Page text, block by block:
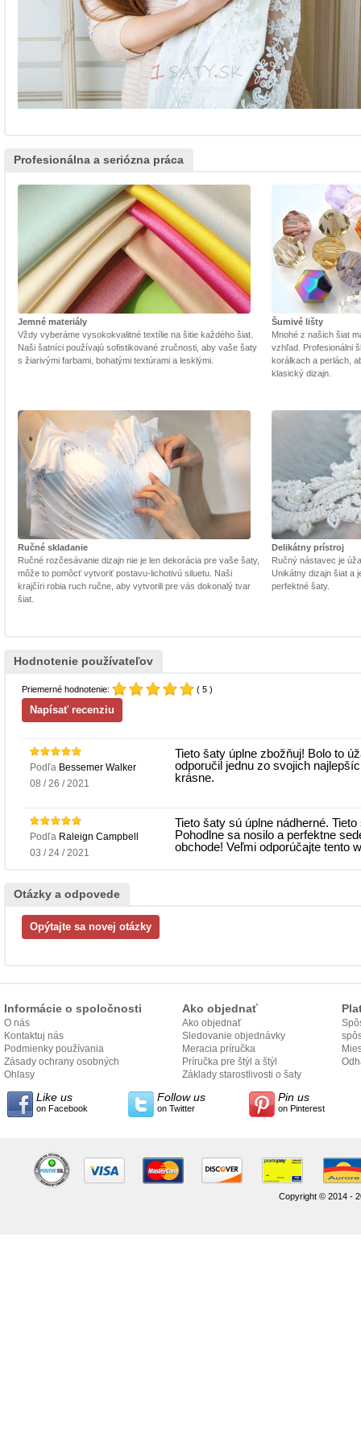
Profesionálna a seriózna práca
Jemné materiály
Vždy vyberáme vysokokvalitné textílie na šitie každého šiat.
Naši šatníci používajú sofistikované zručnosti, aby vaše šaty
s žiarivými farbami, bohatými textúrami a lesklými.
Šumivé lišty
Mnohé z našich šiat
vzhľad. Profesionálni
korálkach a perlách,
klasický dizajn.
Ručné skladanie
Ručné rozčesávanie dizajn nie je len dekorácia pre vaše šaty,
môže to pomôcť vytvoriť postavu-lichotivú siluetu. Naši
krajčíri robia ruch ručne, aby vytvorili pre vás dokonalý tvar
šiat.
Delikátny prístroj
Ručný nástavec je
Unikátny dizajn šiat a
perfektné šaty.
Hodnotenie používateľov
Priemerné hodnotenie: ( 5 )
Podľa Bessemer Walker
08 / 26 / 2021
Tieto šaty úplne zbožňuj! Bolo to
odporučil jednu zo svojich
krásne.
Podľa Raleign Campbell
03 / 24 / 2021
Tieto šaty sú úplne nádherné.
Pohodlne sa nosilo a perfektne
obchode! Veľmi odporúčajte tento
Otázky a odpovede
Informácie o spoločnosti
O nás
Kontaktuj nás
Podmienky používania
Zásady ochrany osobných
údajov
Ohlasy
Ako objednať
Ako objednať
Sledovanie objednávky
Meracia príručka
Príručka pre štýl a štýl
Základy starostlivosti o šaty
Like us
on Facebook
Follow us
on Twitter
Pin us
on Pinterest
Copyright © 2014 -